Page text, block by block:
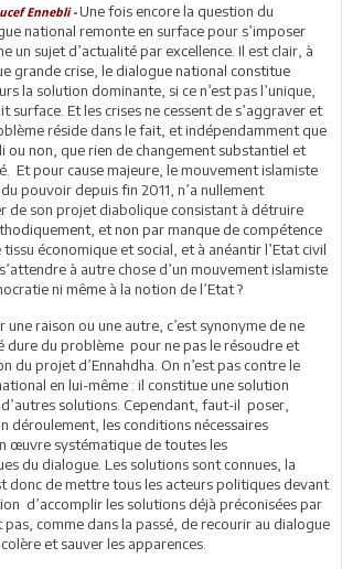
Ennebli -Une fois encore la question du
national remonte en surface pour s’imposer
un sujet d’actualité par excellence. Il est clair, à
grande crise, le dialogue national constitue
la solution dominante, si ce n’est pas l’unique,
surface. Et les crises ne cessent de s’aggraver et
réside dans le fait, et indépendamment que
ou non, que rien de changement substantiel et
Et pour cause majeure, le mouvement islamiste
pouvoir depuis fin 2011, n’a nullement
de son projet diabolique consistant à détruire
et non par manque de compétence
économique et social, et à anéantir l’Etat civil
à autre chose d’un mouvement islamiste
ni même à la notion de l’Etat ?
raison ou une autre, c’est synonyme de ne
dure du problème pour ne pas le résoudre et
du projet d’Ennahdha. On n’est pas contre le
en lui-même : il constitue une solution
solutions. Cependant, faut-il poser,
déroulement, les conditions nécessaires
œuvre systématique de toutes les
du dialogue. Les solutions sont connues, la
donc de mettre tous les acteurs politiques devant
d’accomplir les solutions déjà préconisées par
pas, comme dans la passé, de recourir au dialogue
et sauver les apparences.